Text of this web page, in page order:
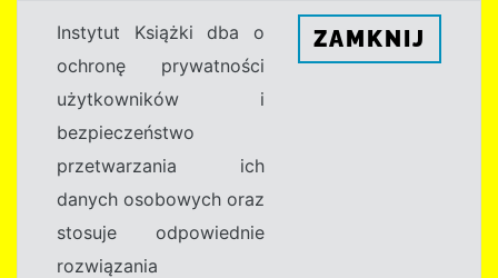
Instytut Książki dba o
ochronę prywatności
użytkowników i
bezpieczeństwo
przetwarzania ich
danych osobowych oraz
stosuje odpowiednie
rozwiązania
ZAMKNIJ